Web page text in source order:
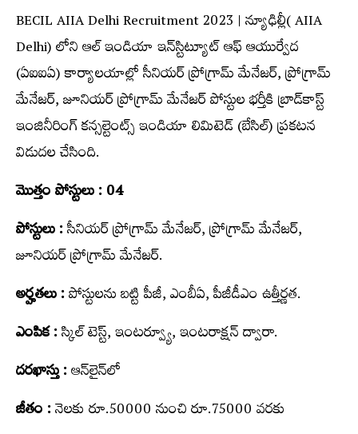
BECIL AIIA Delhi Recruitment 2023 | న్యూఢిల్లీ( AIIA
Delhi) లోని ఆల్‌ ఇండియా ఇన్‌స్టిట్యూట్‌ ఆఫ్‌ ఆయుర్వేద
(ఏఐఐఏ) కార్యాలయాల్లో సీనియర్‌ ప్రోగ్రామ్‌ మేనేజర్‌, ప్రోగ్రామ్‌
మేనేజర్‌, జూనియర్‌ ప్రోగ్రామ్‌ మేనేజర్ పోస్టుల భ‌ర్తీకి బ్రాడ్‌కాస్ట్
ఇంజినీరింగ్ కన్సల్టెంట్స్ ఇండియా లిమిటెడ్ (బేసిల్‌) ప్ర‌క‌ట‌న
విడుద‌ల చేసింది.
మొత్తం పోస్టులు : 04
పోస్టులు :సీనియర్‌ ప్రోగ్రామ్‌ మేనేజర్‌, ప్రోగ్రామ్‌ మేనేజర్‌,
జూనియర్‌ ప్రోగ్రామ్‌ మేనేజర్.
అర్హతలు :పోస్టుల‌ను బ‌ట్టి పీజీ, ఎంబీఏ, పీజీడీఎం ఉత్తీర్ణత.
ఎంపిక :స్కిల్ టెస్ట్, ఇంటర్వ్యూ, ఇంటరాక్షన్ ద్వారా.
దరఖాస్తు :ఆన్‌లైన్‌లో
జీతం :నెలకు రూ.50000 నుంచి రూ.75000 వ‌ర‌కు